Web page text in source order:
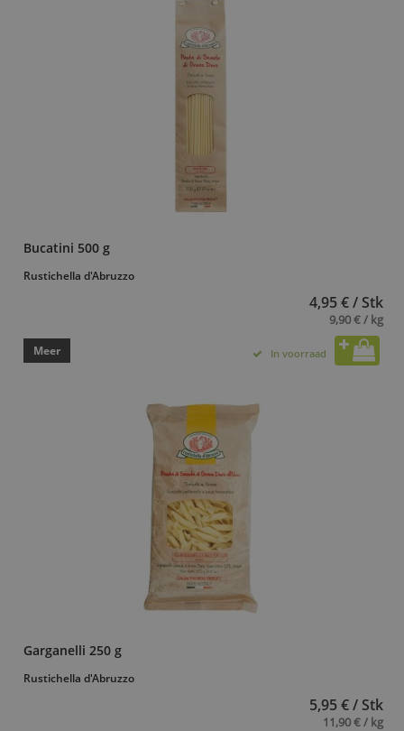
Bucatini 500 g
Rustichella d'Abruzzo
4,95 € / Stk
9,90 € / kg
Meer In voorraad
Garganelli 250 g
Rustichella d'Abruzzo
5,95 € / Stk
11,90 € / kg